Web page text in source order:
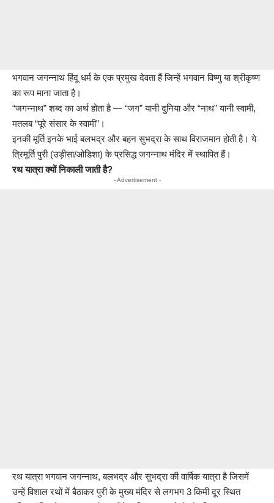
भगवान जगन्नाथ हिंदू धर्म के एक प्रमुख देवता हैं जिन्हें भगवान विष्णु या श्रीकृष्ण
का रूप माना जाता है।
“जगन्नाथ” शब्द का अर्थ होता है — “जग” यानी दुनिया और “नाथ” यानी स्वामी,
मतलब “पूरे संसार के स्वामी”।
इनकी मूर्ति इनके भाई बलभद्र और बहन सुभद्रा के साथ विराजमान होती है। ये
त्रिमूर्ति पुरी (उड़ीसा/ओडिशा) के प्रसिद्ध जगन्नाथ मंदिर में स्थापित हैं।
रथ यात्रा क्यों निकाली जाती है?
- Advertisement -
रथ यात्रा भगवान जगन्नाथ, बलभद्र और सुभद्रा की वार्षिक यात्रा है जिसमें
उन्हें विशाल रथों में बैठाकर पुरी के मुख्य मंदिर से लगभग 3 किमी दूर स्थित